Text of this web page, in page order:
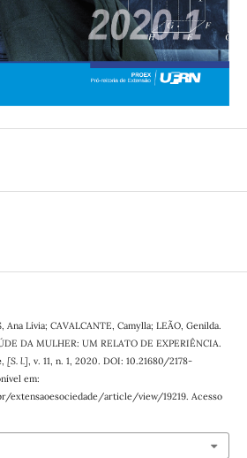
Ana Lívia; CAVALCANTE, Camylla; LEÃO, Genilda.
DA MULHER: UM RELATO DE EXPERIÊNCIA.
, [S. l.], v. 11, n. 1, 2020. DOI: 10.21680/2178-
em:
extensaoesociedade/article/view/19219. Acesso